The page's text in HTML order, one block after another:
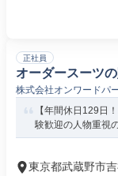
正社員
オーダースーツ
株式会社オンワードパ
【年間休日129日
験歓迎の人物重視
東京都武蔵野市